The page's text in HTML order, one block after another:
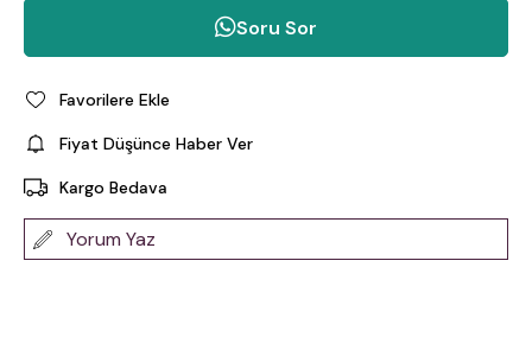
Soru Sor
Favorilere Ekle
Fiyat Düşünce Haber Ver
Kargo Bedava
Yorum Yaz